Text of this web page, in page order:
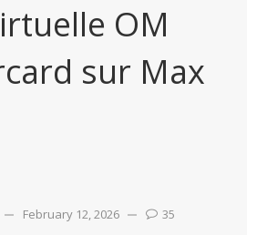
OM
sur Max
February 12, 2026 35